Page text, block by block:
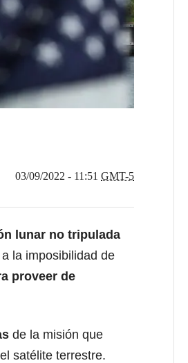
03/09/2022 - 11:51 GMT-5
lunar no tripulada
la imposibilidad de
proveer de
de la misión que
satélite terrestre.